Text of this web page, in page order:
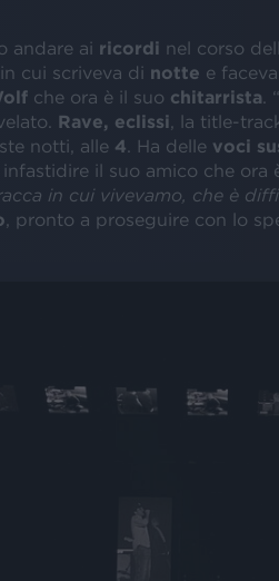
andare ai ricordi nel corso
cui scriveva di notte e
che ora è il suo chitarrista . “
Rave, eclissi , la title-
notti, alle 4 . Ha delle voci
infastidire il suo amico che ora
in cui vivevamo, che è
, pronto a proseguire con lo